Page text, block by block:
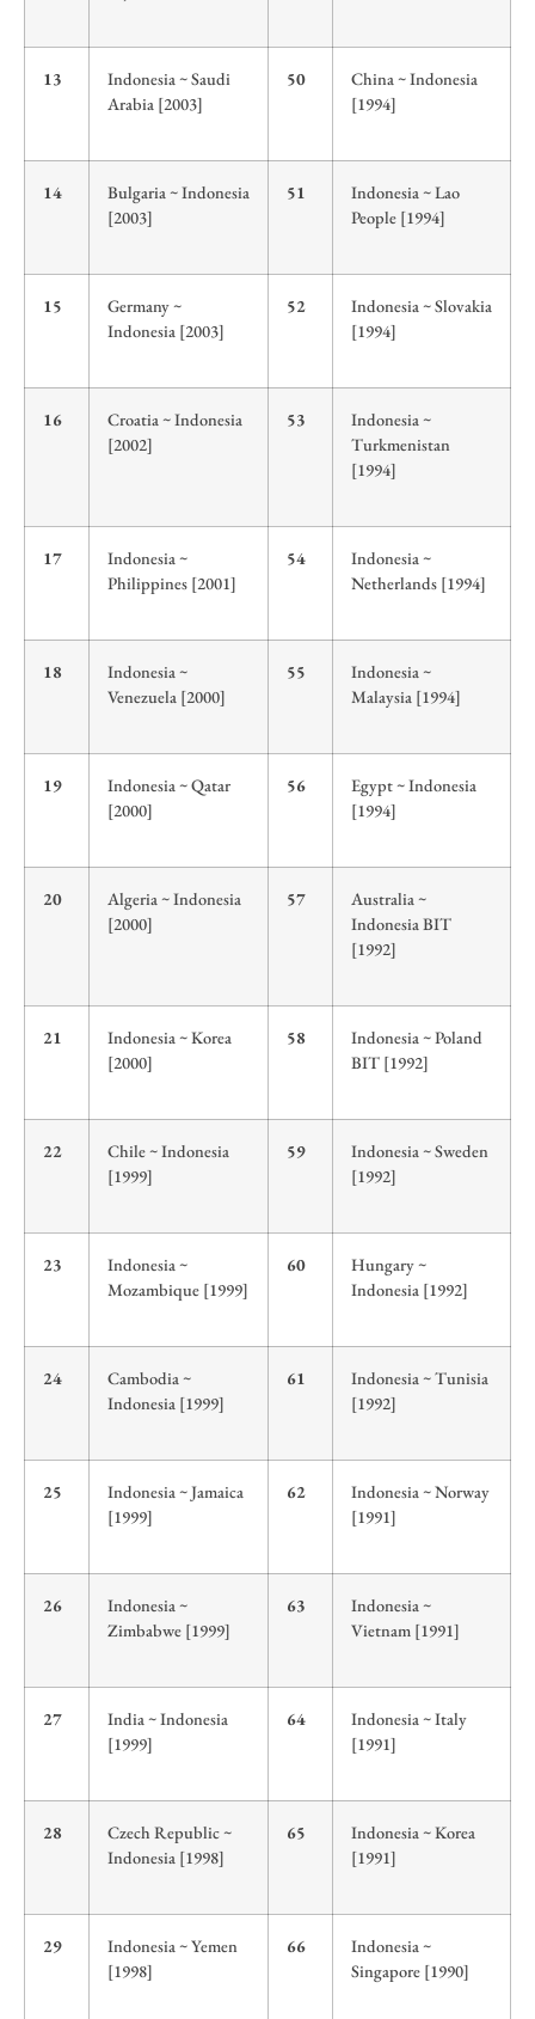
13
Indonesia ~ Saudi
Arabia [2003]
50
China ~ Indonesia
[1994]
14
Bulgaria ~ Indonesia
[2003]
51
Indonesia ~ Lao
People [1994]
15
Germany ~
Indonesia [2003]
52
Indonesia ~ Slovakia
[1994]
16
Croatia ~ Indonesia
[2002]
53
Indonesia ~
Turkmenistan
[1994]
17
Indonesia ~
Philippines [2001]
54
Indonesia ~
Netherlands [1994]
18
Indonesia ~
Venezuela [2000]
55
Indonesia ~
Malaysia [1994]
19
Indonesia ~ Qatar
[2000]
56
Egypt ~ Indonesia
[1994]
20
Algeria ~ Indonesia
[2000]
57
Australia ~
Indonesia BIT
[1992]
21
Indonesia ~ Korea
[2000]
58
Indonesia ~ Poland
BIT [1992]
22
Chile ~ Indonesia
[1999]
59
Indonesia ~ Sweden
[1992]
23
Indonesia ~
Mozambique [1999]
60
Hungary ~
Indonesia [1992]
24
Cambodia ~
Indonesia [1999]
61
Indonesia ~ Tunisia
[1992]
25
Indonesia ~ Jamaica
[1999]
62
Indonesia ~ Norway
[1991]
26
Indonesia ~
Zimbabwe [1999]
63
Indonesia ~
Vietnam [1991]
27
India ~ Indonesia
[1999]
64
Indonesia ~ Italy
[1991]
28
Czech Republic ~
Indonesia [1998]
65
Indonesia ~ Korea
[1991]
29
Indonesia ~ Yemen
[1998]
66
Indonesia ~
Singapore [1990]